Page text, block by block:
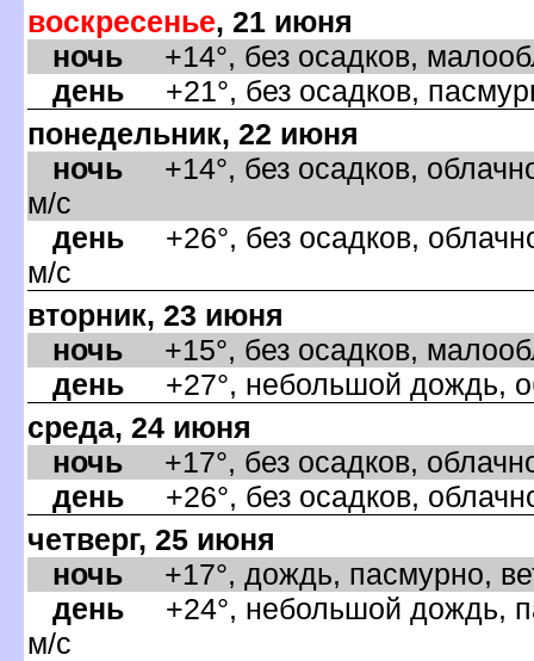
оскресенье, 21 июня
ночь +14°, без осадков,
день +21°, без осадков,
понедельник, 22 июня
ночь +14°, без осадков,
м/с
день +26°, без осадков,
м/с
торник, 23 июня
ночь +15°, без осадков,
день +27°, небольшой дождь,
среда, 24 июня
ночь +17°, без осадков,
день +26°, без осадков,
четверг, 25 июня
ночь +17°, дождь, пасмурно,
день +24°, небольшой дождь,
м/с